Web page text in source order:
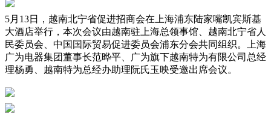
5月13日，越南北宁省促进招商会在上海浦东陆家嘴凯宾斯基
大酒店举行，本次会议由越南驻上海总领事馆、越南北宁省人
民委员会、中国国际贸易促进委员会浦东分会共同组织。上海
广为电器集团董事长范晔平、广为旗下越南特为有限公司总经
理杨勇、越南特为总经办助理阮氏玉映受邀出席会议。